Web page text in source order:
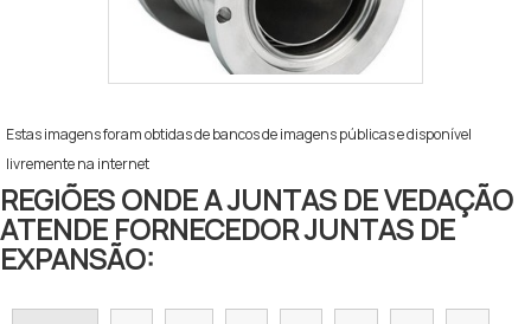
Estas imagens foram obtidas de bancos de imagens públicas e disponível
livremente na internet
REGIÕES ONDE A JUNTAS DE VEDAÇÃO
ATENDE FORNECEDOR JUNTAS DE
EXPANSÃO: